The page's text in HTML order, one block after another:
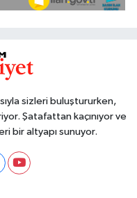
sizleri buluştururken,
Şatafattan kaçınıyor ve
bir altyapı sunuyor.